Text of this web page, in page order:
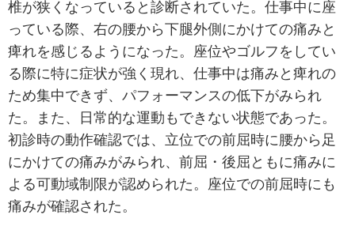
椎が狭くなっていると診断されていた。仕事中に座
っている際、右の腰から下腿外側にかけての痛みと
痺れを感じるようになった。座位やゴルフをしてい
る際に特に症状が強く現れ、仕事中は痛みと痺れの
ため集中できず、パフォーマンスの低下がみられ
た。また、日常的な運動もできない状態であった。
初診時の動作確認では、立位での前屈時に腰から足
にかけての痛みがみられ、前屈・後屈ともに痛みに
よる可動域制限が認められた。座位での前屈時にも
痛みが確認された。